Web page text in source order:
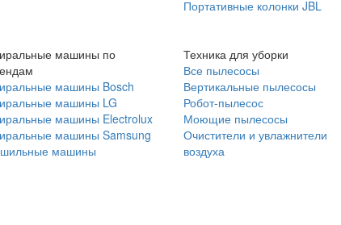
Портативные колонки JBL
машины по
машины Bosch
машины LG
машины Electrolux
машины Samsung
машины
Техника для уборки
Все пылесосы
Вертикальные пылесосы
Робот-пылесос
Моющие пылесосы
Очистители и увлажнители
воздуха